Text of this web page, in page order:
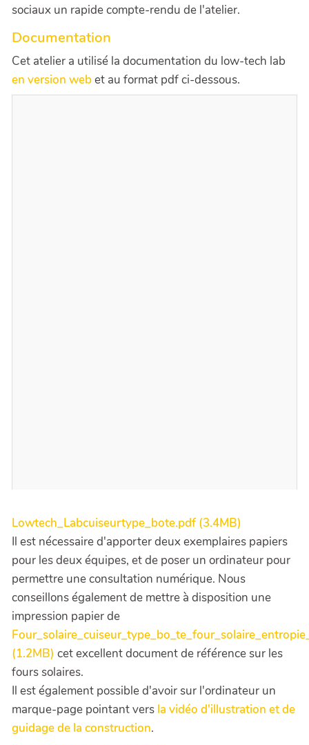
sociaux un rapide compte-rendu de l'atelier.
Documentation
Cet atelier a utilisé la documentation du low-tech lab
en version webet au format pdf ci-dessous.
Lowtech_Labcuiseurtype_bote.pdf (3.4MB)
Il est nécessaire d'apporter deux exemplaires papiers
pour les deux équipes, et de poser un ordinateur pour
permettre une consultation numérique. Nous
conseillons également de mettre à disposition une
impression papier de
(1.2MB) cet excellent document de référence sur les
fours solaires.
Il est également possible d'avoir sur l'ordinateur un
marque-page pointant vers la vidéo d'illustration et de
guidage de la construction.